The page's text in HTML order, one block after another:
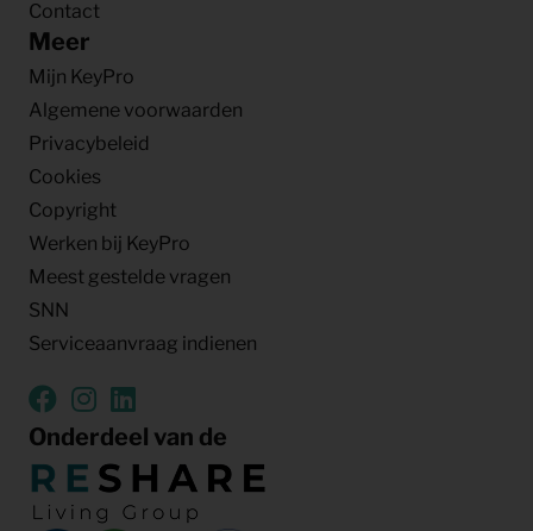
Contact
Meer
Mijn KeyPro
Algemene voorwaarden
Privacybeleid
Cookies
Copyright
Werken bij KeyPro
Meest gestelde vragen
SNN
Serviceaanvraag indienen
Onderdeel van de